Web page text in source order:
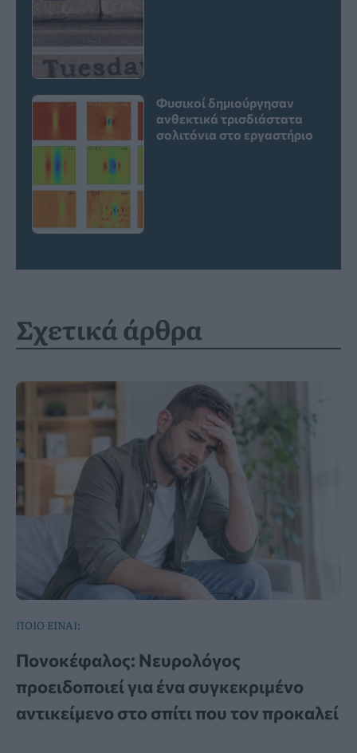
Φυσικοί δημιούργησαν
ανθεκτικά τρισδιάστατα
σολιτόνια στο εργαστήριο
Σχετικά άρθρα
ΠΟΙΟ ΕΙΝΑΙ;
Πονοκέφαλος: Νευρολόγος
προειδοποιεί για ένα συγκεκριμένο
αντικείμενο στο σπίτι που τον προκαλεί